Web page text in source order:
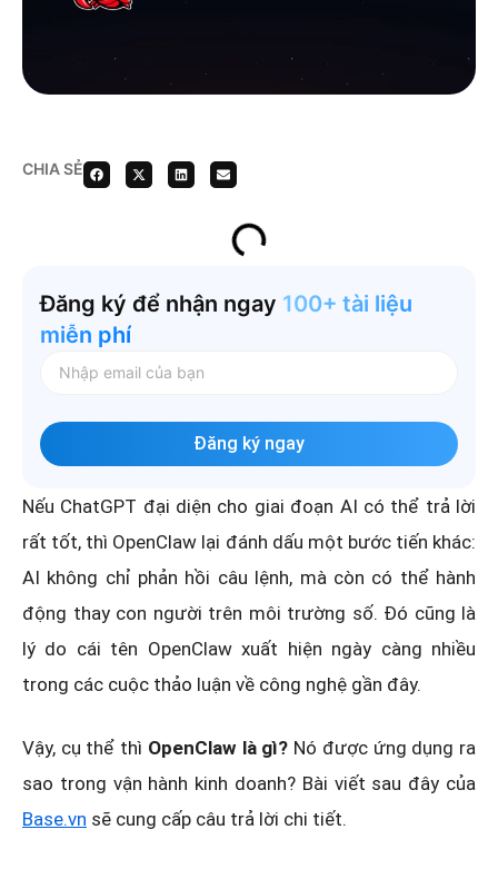
CHIA SẺ
Đăng ký để nhận ngay 100+ tài liệu
miễn phí
Đăng ký ngay
Nếu ChatGPT đại diện cho giai đoạn AI có thể trả lời
rất tốt, thì OpenClaw lại đánh dấu một bước tiến khác:
AI không chỉ phản hồi câu lệnh, mà còn có thể hành
động thay con người trên môi trường số. Đó cũng là
lý do cái tên OpenClaw xuất hiện ngày càng nhiều
trong các cuộc thảo luận về công nghệ gần đây.
Vậy, cụ thể thì OpenClaw là gì? Nó được ứng dụng ra
sao trong vận hành kinh doanh? Bài viết sau đây của
Base.vn sẽ cung cấp câu trả lời chi tiết.